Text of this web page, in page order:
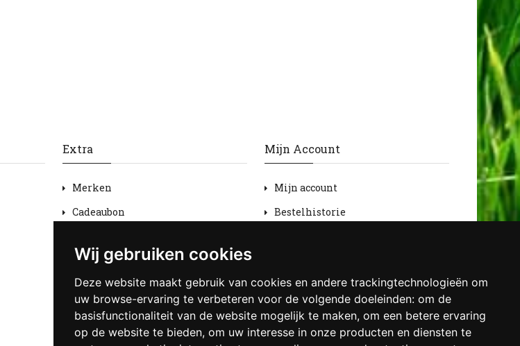
Wij gebruiken cookies
Deze website maakt gebruik van cookies en andere trackingtechnologieën om
uw browse-ervaring te verbeteren voor de volgende doeleinden: om de
basisfunctionaliteit van de website mogelijk te maken, om een betere ervaring
op de website te bieden, om uw interesse in onze producten en diensten te
Extra
Merken
Cadeaubon
Sitemap
Mijn Account
Mijn account
Bestelhistorie
Nieuwsbrief